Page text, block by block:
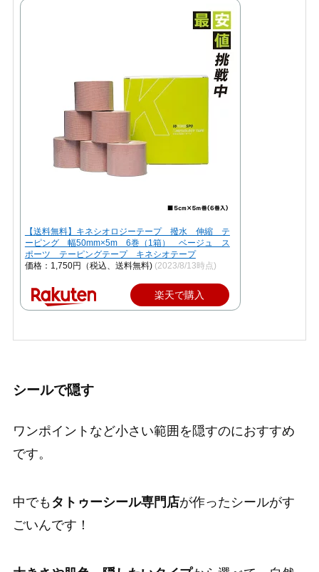
【送料無料】キネシオロジーテープ 撥水 伸縮 テ
ーピング 幅50mm×5m 6巻（1箱） ベージュ ス
ポーツ テーピングテープ キネシオテープ
価格：1,750円（税込、送料無料) (2023/8/13時点)
楽天で購入
シールで隠す
ワンポイントなど小さい範囲を隠すのにおすすめ
です。
中でも タトゥーシール専門店が作ったシールがす
ごいんです！